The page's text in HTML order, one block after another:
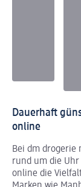
Dauerhaft
online
Bei dm drogerie
rund um die
online die